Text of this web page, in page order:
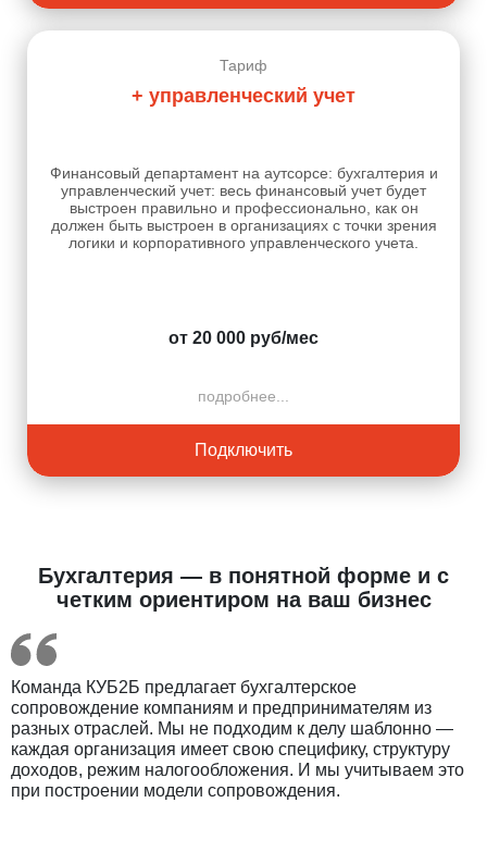
Тариф
+ управленческий учет
Финансовый департамент на аутсорсе: бухгалтерия и
управленческий учет: весь финансовый учет будет
выстроен правильно и профессионально, как он
должен быть выстроен в организациях с точки зрения
логики и корпоративного управленческого учета.
от 20 000 руб/мес
подробнее...
Подключить
Бухгалтерия — в понятной форме и с
четким ориентиром на ваш бизнес
Команда КУБ2Б предлагает бухгалтерское
сопровождение компаниям и предпринимателям из
разных отраслей. Мы не подходим к делу шаблонно —
каждая организация имеет свою специфику, структуру
доходов, режим налогообложения. И мы учитываем это
при построении модели сопровождения.